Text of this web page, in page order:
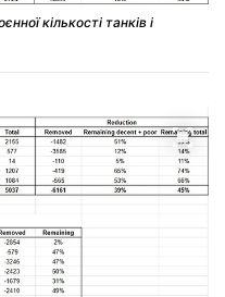
кількості танків і